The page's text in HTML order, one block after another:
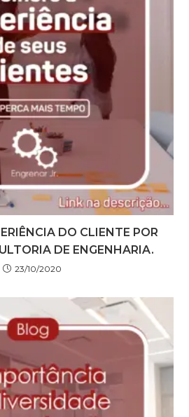
DO CLIENTE POR
DE ENGENHARIA.
23/10/2020